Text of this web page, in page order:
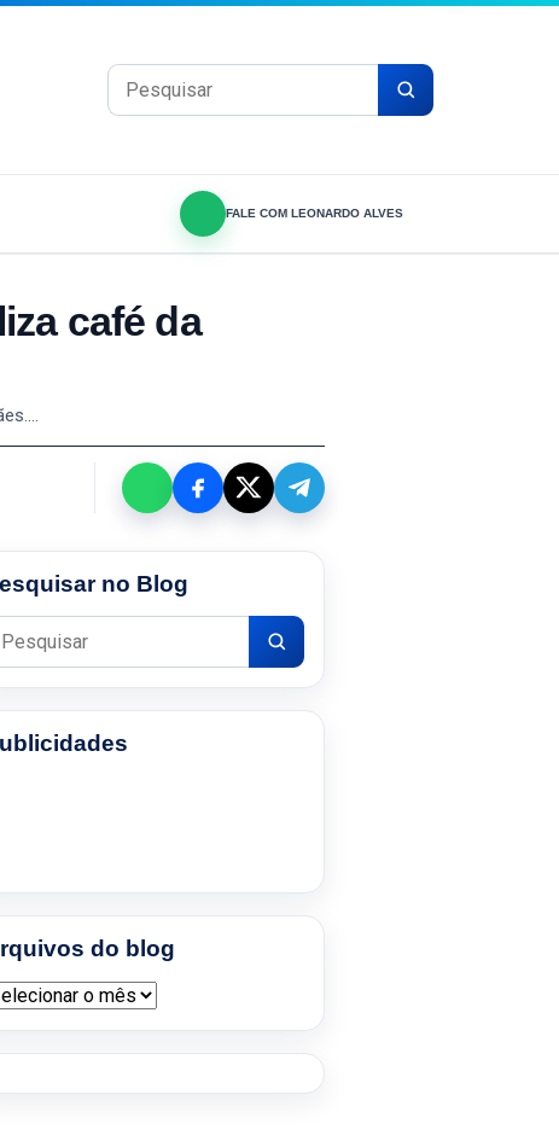
Pesquisar por:
FALE COM LEONARDO ALVES
café da
no Blog
por:
do blog
do blog